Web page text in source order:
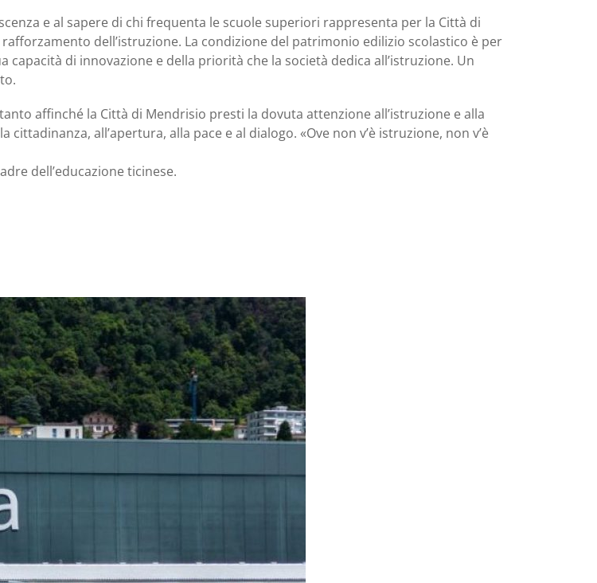
e al sapere di chi frequenta le scuole superiori rappresenta per la Città di
dell’istruzione. La condizione del patrimonio edilizio scolastico è per
di innovazione e della priorità che la società dedica all’istruzione. Un
affinché la Città di Mendrisio presti la dovuta attenzione all’istruzione e alla
all’apertura, alla pace e al dialogo. «Ove non v’è istruzione, non v’è
dell’educazione ticinese.